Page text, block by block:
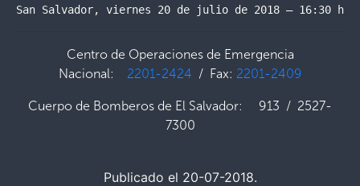
San Salvador, viernes 20 de julio de 2018 – 16:30
Centro de Operaciones de Emergencia
Nacional: 2201-2424 / Fax: 2201-2409
Cuerpo de Bomberos de El Salvador: 913 / 2527-
7300
Publicado el 20-07-2018.